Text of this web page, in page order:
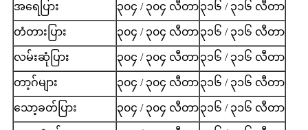
အရေပြား ၃၀၄ / ၃၀၄ လီတာ၃၁၆ / ၃၁၆ လီတာ
တံတားပြား ၃၀၄ / ၃၀၄ လီတာ၃၁၆ / ၃၁၆ လီတာ
လမ်းဆုံပြား ၃၀၄ / ၃၀၄ လီတာ၃၁၆ / ၃၁၆ လီတာ
တာ့ဂ်များ ၃၀၄ / ၃၀၄ လီတာ၃၁၆ / ၃၁၆ လီတာ
သော့ခတ်ပြား ၃၀၄ / ၃၀၄ လီတာ၃၁၆ / ၃၁၆ လီတာ